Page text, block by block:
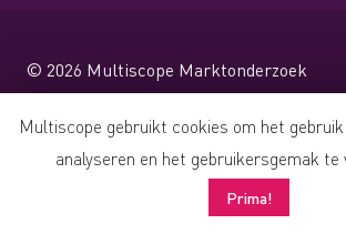
© 2026 Multiscope Marktonderzoek
Website by Shareforce
Multiscope gebruikt cookies om het
analyseren en het gebruikersgemak
Prima!